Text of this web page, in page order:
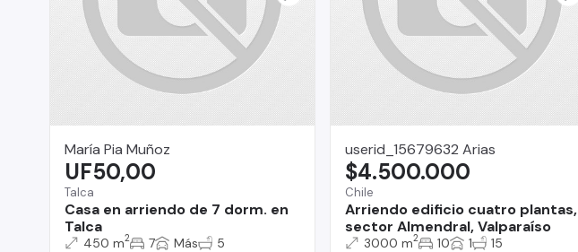
María Pia Muñoz
Talca
Casa en arriendo de 7 dorm. en
Talca
UF50,00
450 m2 7 Más 5
userid_15679632 Arias
Chile
Arriendo edificio cuatro plantas,
sector Almendral, Valparaíso
$4.500.000
3000 m2 10 1 15